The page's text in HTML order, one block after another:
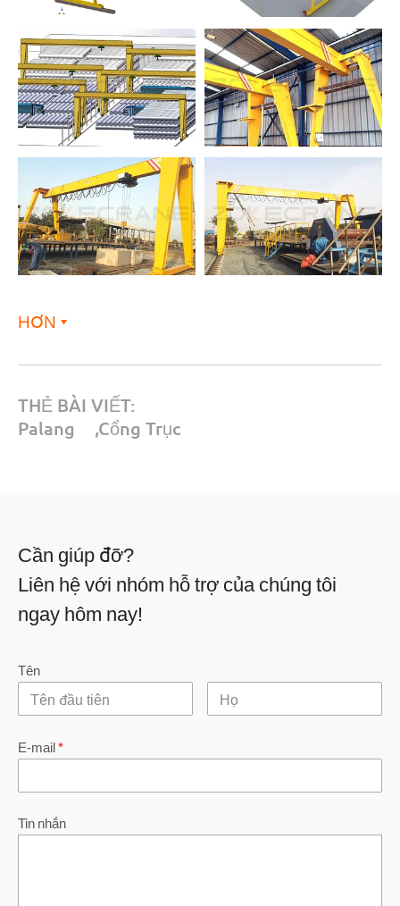
HƠN
THẺ BÀI VIẾT:
Palang
,Cổng Trục
Cần giúp đỡ?
Liên hệ với nhóm hỗ trợ của chúng tôi
ngay hôm nay!
Tên
E-mail*
Tin nhắn